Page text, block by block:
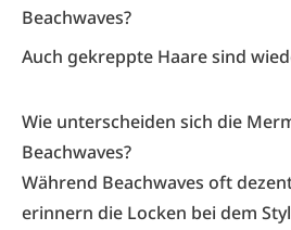
Beachwaves?
Auch gekreppte Haare sind
Wie unterscheiden sich die
Beachwaves?
Während Beachwaves oft
erinnern die Locken bei dem